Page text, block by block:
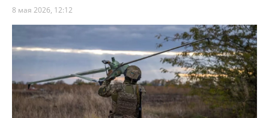
8 мая 2026, 12:12